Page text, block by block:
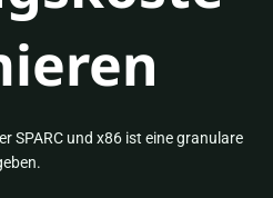
SPARC und x86 ist eine granulare